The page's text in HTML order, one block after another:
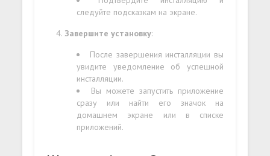
следуйте подсказкам на экране.
Завершите установку:
После завершения инсталляции вы
увидите уведомление об успешной
инсталляции.
Вы можете запустить приложение
сразу или найти его значок на
домашнем экране или в списке
приложений.